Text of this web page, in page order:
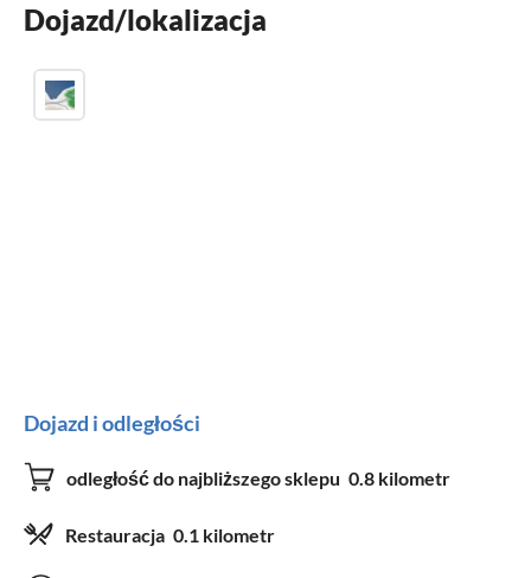
łóżeczko dziecięce
Dojazd/lokalizacja
Dojazd i odległości
odległość do najbliższego sklepu 0.8 kilometr
Restauracja 0.1 kilometr